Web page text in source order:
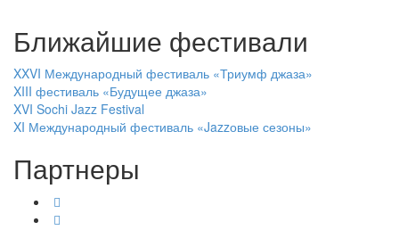
Ближайшие фестивали
XXVI Международный фестиваль «Триумф джаза»
XIII фестиваль «Будущее джаза»
XVI Sochi Jazz Festival
XI Международный фестиваль «Jazzовые сезоны»
Партнеры